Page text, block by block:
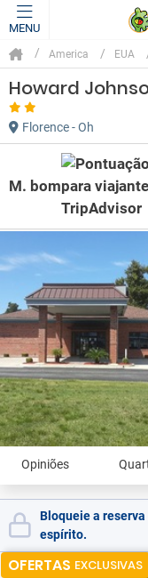
MENU
America EUA
Howard
Florence - Oh
M. bom
Opiniões
Bloqueie a
espírito.
OFERTAS EXCLUSIVAS